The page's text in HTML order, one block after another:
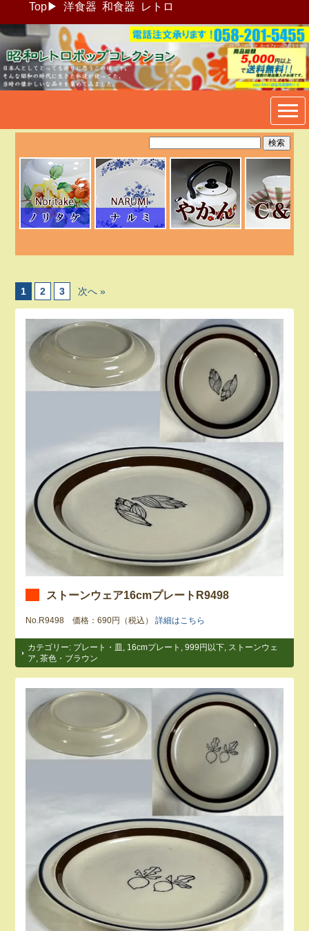
Top▶ 洋食器 和食器 レトロ
昭和レトロポップ食器生活雑
貨通販＠フリマート
1 2 3 次へ »
ストーンウェア16cmプレートR9498
No.R9498 価格：690円（税込）詳細はこちら
カテゴリー: プレート・皿 16cmプレート ,999円以下
ストーンウェ
ア ,茶色・ブラウン